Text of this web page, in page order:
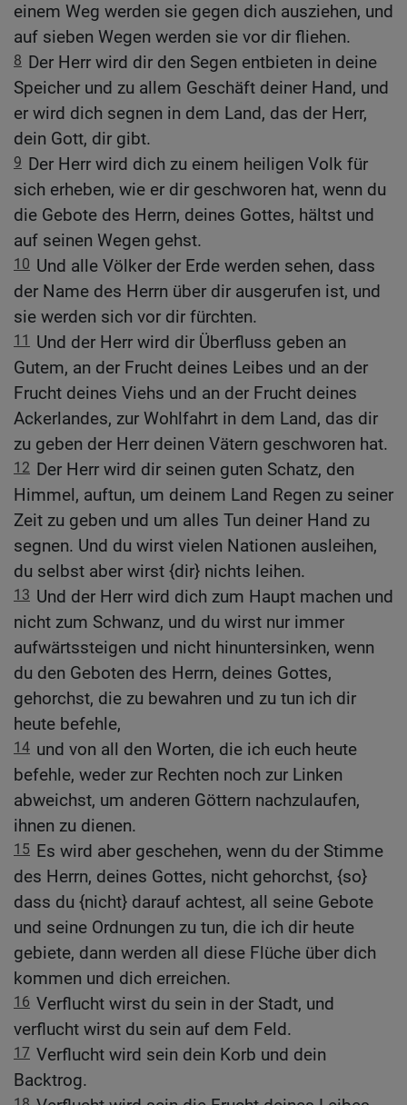
einem Weg werden sie gegen dich ausziehen, und
auf sieben Wegen werden sie vor dir fliehen.
8 Der Herr wird dir den Segen entbieten in deine
Speicher und zu allem Geschäft deiner Hand, und
er wird dich segnen in dem Land, das der Herr,
dein Gott, dir gibt.
9 Der Herr wird dich zu einem heiligen Volk für
sich erheben, wie er dir geschworen hat, wenn du
die Gebote des Herrn, deines Gottes, hältst und
auf seinen Wegen gehst.
10 Und alle Völker der Erde werden sehen, dass
der Name des Herrn über dir ausgerufen ist, und
sie werden sich vor dir fürchten.
11
Und der Herr wird dir Überfluss geben an
Gutem, an der Frucht deines Leibes und an der
Frucht deines Viehs und an der Frucht deines
Ackerlandes, zur Wohlfahrt in dem Land, das dir
zu geben der Herr deinen Vätern geschworen hat.
12 Der Herr wird dir seinen guten Schatz, den
Himmel, auftun, um deinem Land Regen zu seiner
Zeit zu geben und um alles Tun deiner Hand zu
segnen. Und du wirst vielen Nationen ausleihen,
du selbst aber wirst {dir} nichts leihen.
13 Und der Herr wird dich zum Haupt machen und
nicht zum Schwanz, und du wirst nur immer
aufwärtssteigen und nicht hinuntersinken, wenn
du den Geboten des Herrn, deines Gottes,
gehorchst, die zu bewahren und zu tun ich dir
heute befehle,
14 und von all den Worten, die ich euch heute
befehle, weder zur Rechten noch zur Linken
abweichst, um anderen Göttern nachzulaufen,
ihnen zu dienen.
15 Es wird aber geschehen, wenn du der Stimme
des Herrn, deines Gottes, nicht gehorchst, {so}
dass du {nicht} darauf achtest, all seine Gebote
und seine Ordnungen zu tun, die ich dir heute
gebiete, dann werden all diese Flüche über dich
kommen und dich erreichen.
16 Verflucht wirst du sein in der Stadt, und
verflucht wirst du sein auf dem Feld.
17 Verflucht wird sein dein Korb und dein
Backtrog.